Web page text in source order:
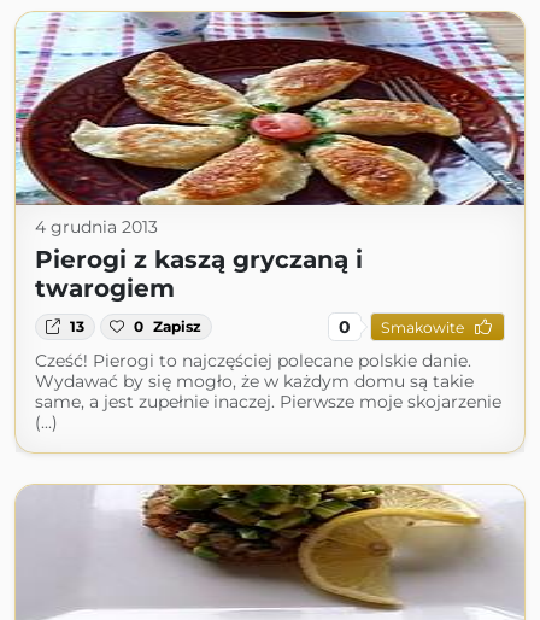
4 grudnia 2013
Pierogi z kaszą gryczaną i
twarogiem
13 0 Zapisz 0 Smakowite
Cześć! Pierogi to najczęściej polecane polskie danie.
Wydawać by się mogło, że w każdym domu są takie
same, a jest zupełnie inaczej. Pierwsze moje skojarzenie
(...)